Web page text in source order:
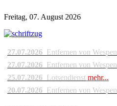
Freitag, 07. August 2026
27.07.2026 Entfernen von Wespen
27.07.2026 Entfernen von Wespen
25.07.2026 Lotsendienst mehr...
20.07.2026 Entfernen von Wespen